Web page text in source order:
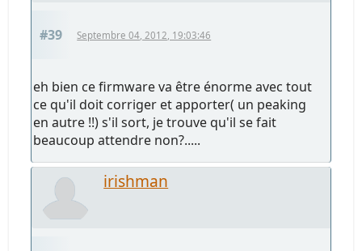
#39 Septembre 04, 2012, 19:03:46
eh bien ce firmware va être énorme avec tout
ce qu'il doit corriger et apporter( un peaking
en autre !!) s'il sort, je trouve qu'il se fait
beaucoup attendre non?.....
irishman